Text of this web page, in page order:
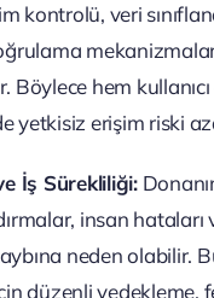
kontrolü, veri
Böylece hem
yetkisiz erişim riski
İş Sürekliliği:
insan hataları
neden olabilir.
düzenli yedekleme,